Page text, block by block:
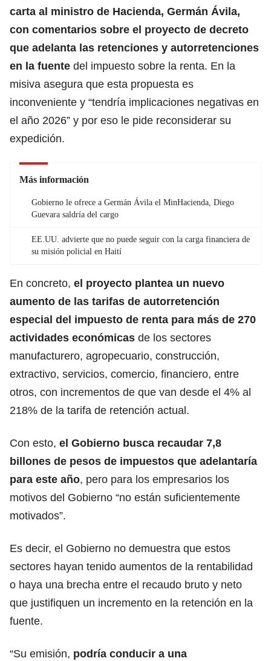
carta al ministro de Hacienda, Germán Ávila,
con comentarios sobre el proyecto de decreto
que adelanta las retenciones y autorretenciones
en la fuente del impuesto sobre la renta. En la
misiva asegura que esta propuesta es
inconveniente y “tendría implicaciones negativas en
el año 2026” y por eso le pide reconsiderar su
expedición.
Más información
Gobierno le ofrece a Germán Ávila el MinHacienda, Diego
Guevara saldría del cargo
EE.UU. advierte que no puede seguir con la carga financiera de
su misión policial en Haití
En concreto, el proyecto plantea un nuevo
aumento de las tarifas de autorretención
especial del impuesto de renta para más de 270
actividades económicas de los sectores
manufacturero, agropecuario, construcción,
extractivo, servicios, comercio, financiero, entre
otros, con incrementos de que van desde el 4% al
218% de la tarifa de retención actual.
Con esto, el Gobierno busca recaudar 7,8
billones de pesos de impuestos que adelantaría
para este año, pero para los empresarios los
motivos del Gobierno “no están suficientemente
motivados”.
Es decir, el Gobierno no demuestra que estos
sectores hayan tenido aumentos de la rentabilidad
o haya una brecha entre el recaudo bruto y neto
que justifiquen un incremento en la retención en la
fuente.
“Su emisión, podría conducir a una